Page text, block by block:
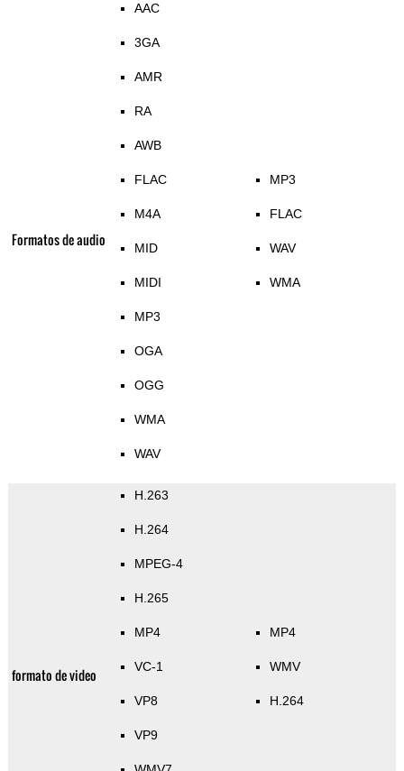
Formatos de audio
AAC
3GA
AMR
RA
AWB
FLAC
M4A
MID
MIDI
MP3
OGA
OGG
WMA
WAV
MP3
FLAC
WAV
WMA
formato de video
H.263
H.264
MPEG-4
H.265
MP4
VC-1
VP8
VP9
MP4
WMV
H.264